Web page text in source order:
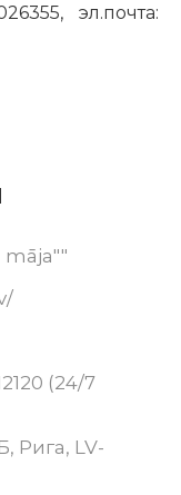
эл.почта:
māja""
(24/7
Рига, LV-